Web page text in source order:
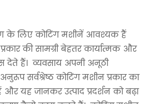
के लिए कोटिंग मशीनें आवश्यक हैं
की सामग्री बेहतर कार्यात्मक और
देते हैं। व्यवसाय अपनी अनूठी
सर्वश्रेष्ठ कोटिंग मशीन प्रकार का
यह जानकर उत्पाद प्रदर्शन को बढ़ा